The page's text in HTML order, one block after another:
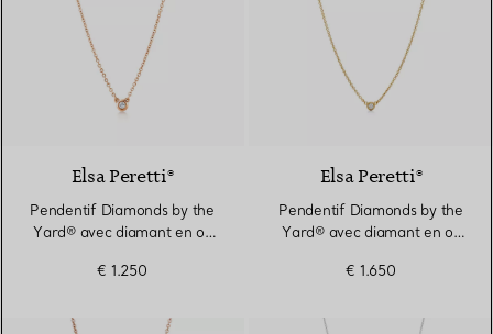
Elsa Peretti®
Pendentif Diamonds by the
Yard® avec diamant en or
€ 1.250
Elsa Peretti®
Pendentif Diamonds by the
Yard® avec diamant en or
€ 1.650